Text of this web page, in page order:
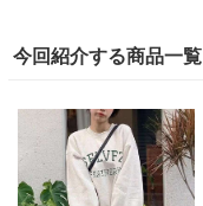
今回紹介する商品一覧